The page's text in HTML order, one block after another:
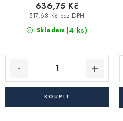
Skladem (4 ks)
517,68 Kč bez DPH
636,75 Kč